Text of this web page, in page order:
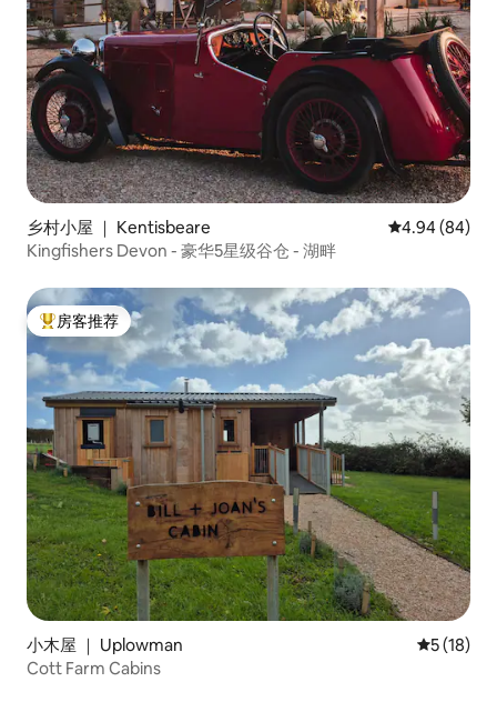
乡村小屋 ｜ Kentisbeare 平均评分 4.94
4.94 (84)
Kingfishers Devon - 豪华5星级谷仓 - 湖畔
热门「房客推荐」
房客推荐
小木屋 ｜ Uplowman 平均评分
5 (18)
Cott Farm Cabins